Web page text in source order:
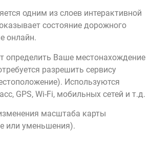
одним из слоев интерактивной
состояние дорожного
онлайн.
определить Ваше местонахождение
разрешить сервису
Используются
GPS, Wi-Fi, мобильных сетей и т.д.
масштаба карты
или уменьшения).